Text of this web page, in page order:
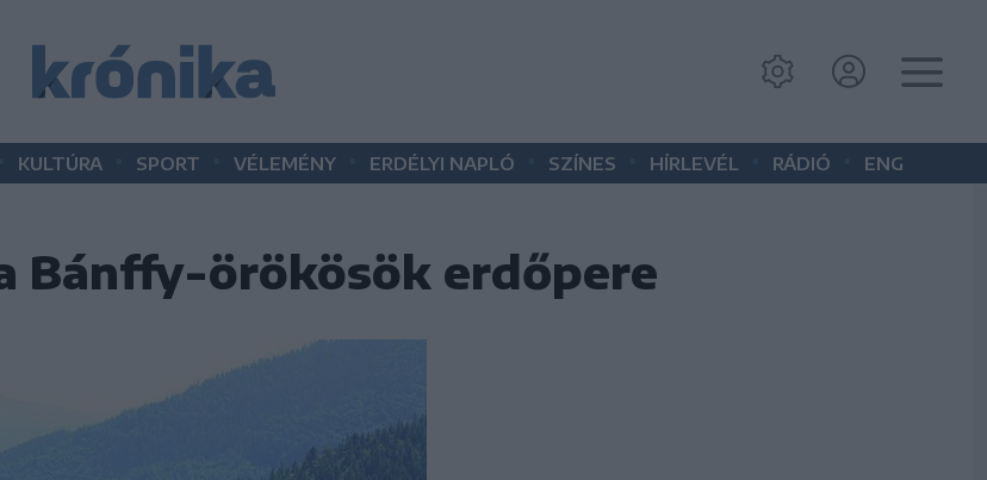
KULTÚRA SPORT VÉLEMÉNY ERDÉLYI NAPLÓ SZÍNES HÍRLEVÉL RÁDIÓ ENG
Bánffy-örökösök erdőpere